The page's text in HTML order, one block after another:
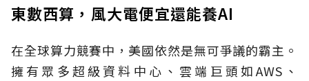
東數西算，風大電便宜還能養AI
在全球算力競賽中，美國依然是無可爭議的霸主。
擁有眾多超級資料中心、雲端巨頭如AWS、